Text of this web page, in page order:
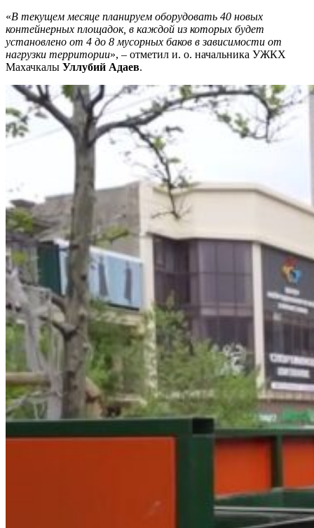
«В текущем месяце планируем оборудовать 40 новых
контейнерных площадок, в каждой из которых будет
установлено от 4 до 8 мусорных баков в зависимости от
нагрузки территории», – отметил и. о. начальника УЖКХ
Махачкалы Уллубий Адаев.